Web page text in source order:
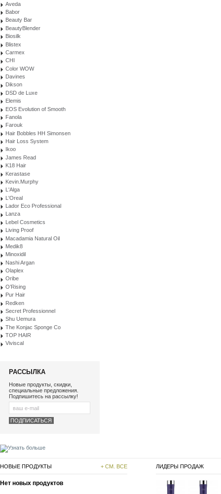
Aveda
Babor
Beauty Bar
BeautyBlender
Biosilk
Blistex
Carmex
CHI
Color WOW
Davines
Dikson
DSD de Luxe
Elemis
EOS Evolution of Smooth
Fanola
Farouk
Hair Bobbles HH Simonsen
Hair Loss System
Ikoo
James Read
K18 Hair
Kerastase
Kevin.Murphy
L'Alga
L'Oreal
Lador Eco Professional
Lanza
Lebel Cosmetics
Living Proof
Macadamia Natural Oil
Medik8
Minoxidil
Nashi Argan
Olaplex
Oribe
O’Rising
Pur Hair
Redken
Secret Professionnel
Shu Uemura
The Konjac Sponge Co
TOP HAIR
Viviscal
РАССЫЛКА
Новые продукты, скидки,
специальные предложения.
Подпишитесь на рассылку!
НОВЫЕ ПРОДУКТЫ + СМ. ВСЕ
Нет новых продуктов
ЛИДЕРЫ ПРОДАЖ